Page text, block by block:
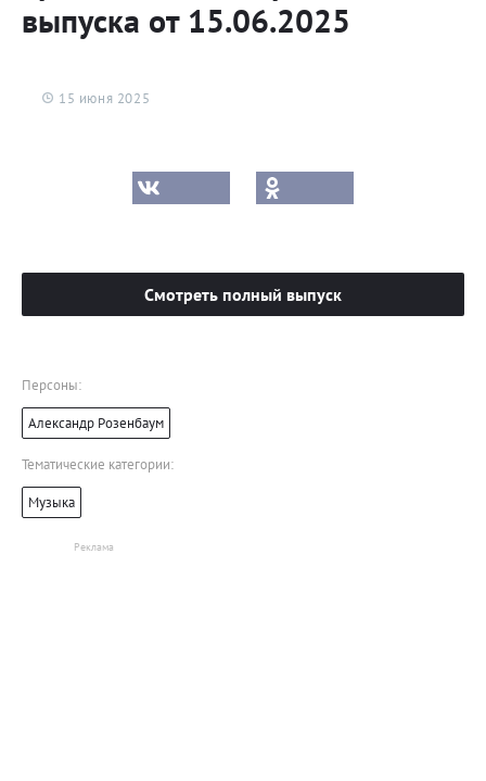
выпуска от 15.06.2025
15 июня 2025
Смотреть полный выпуск
Персоны:
Александр Розенбаум
Тематические категории:
Музыка